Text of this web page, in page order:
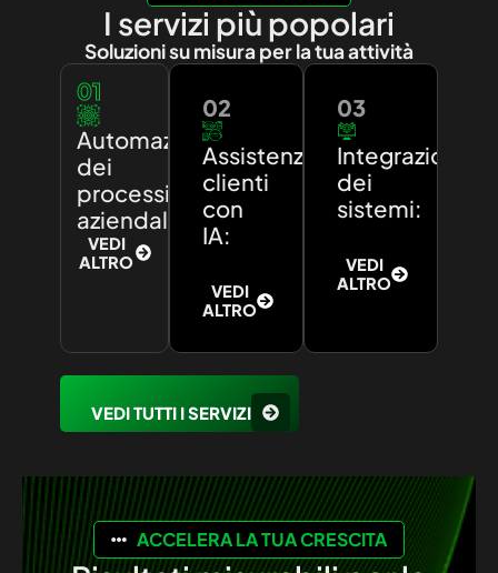
I servizi più popolari
Soluzioni su misura per la tua attività
01
Automazione
dei
processi
aziendali:
VEDI
ALTRO
02
Assistenza
clienti
con
IA:
VEDI
ALTRO
03
Integrazione
dei
sistemi:
VEDI
ALTRO
VEDI TUTTI I SERVIZI
ACCELERA LA TUA CRESCITA